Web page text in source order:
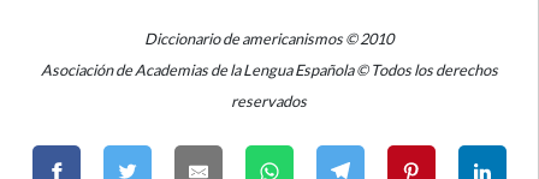
Diccionario de americanismos © 2010
Asociación de Academias de la Lengua Española © Todos los derechos
reservados